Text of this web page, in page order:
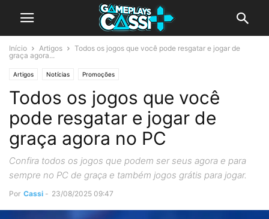
Início Artigos
Todos os jogos que você pode resgatar e jogar de
graça agora...
Artigos Notícias Promoções
Todos os jogos que você
pode resgatar e jogar de
graça agora no PC
Confira todos os jogos que podem ser seus agora e para
sempre no PC de graça e também jogos grátis para jogar.
Por Cassi - 23/08/2025 09:47